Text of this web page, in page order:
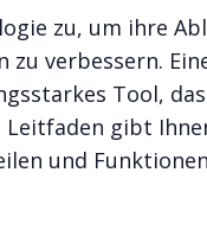
zu, um ihre
verbessern.
Tool,
gibt
und